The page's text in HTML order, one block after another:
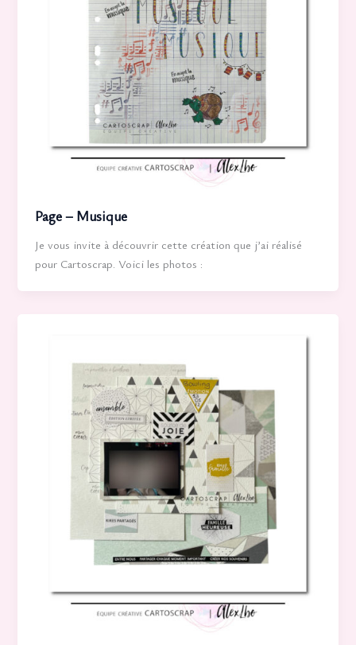
Page – Musique
Je vous invite à découvrir cette création que j’ai réalisé
pour Cartoscrap. Voici les photos :